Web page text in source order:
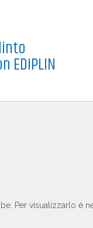
EDIPLIN
Per visualizzarlo è